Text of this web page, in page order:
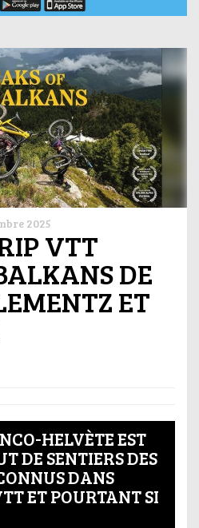
2025
VTT
DE
ET
HELVÈTE EST
DE SENTIERS DES
DANS
ET POURTANT SI